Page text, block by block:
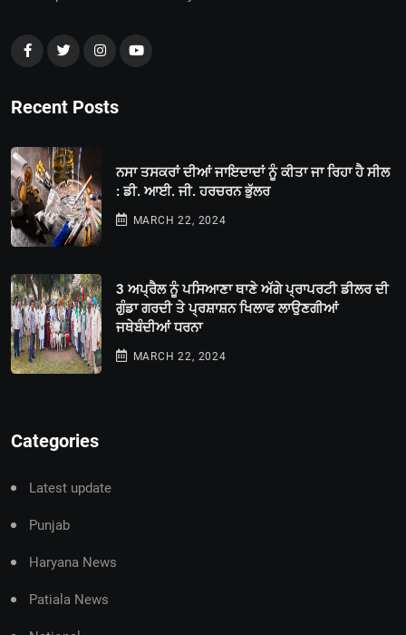
Recent Posts
ਨਸਾ ਤਸਕਰਾਂ ਦੀਆਂ ਜਾਇਦਾਦਾਂ ਨੂੰ ਕੀਤਾ ਜਾ ਰਿਹਾ ਹੈ ਸੀਲ
: ਡੀ. ਆਈ. ਜੀ. ਹਰਚਰਨ ਭੁੱਲਰ
MARCH 22, 2024
3 ਅਪ੍ਰੈਲ ਨੂੰ ਪਸਿਆਣਾ ਥਾਣੇ ਅੱਗੇ ਪ੍ਰਾਪਰਟੀ ਡੀਲਰ ਦੀ
ਗੁੰਡਾ ਗਰਦੀ ਤੇ ਪ੍ਰਸ਼ਾਸ਼ਨ ਖਿਲਾਫ ਲਾਉਣਗੀਆਂ
ਜਥੇਬੰਦੀਆਂ ਧਰਨਾ
MARCH 22, 2024
Categories
Latest update
Punjab
Haryana News
Patiala News